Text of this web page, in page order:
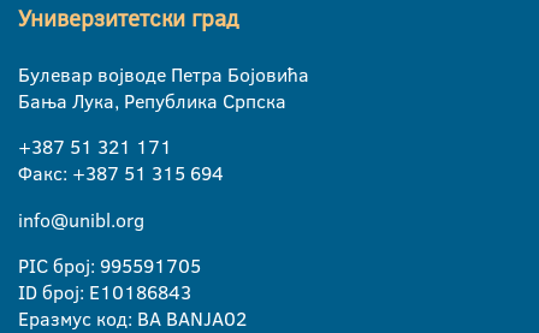
Универзитетски град
Булевар војводе Петра Бојовића
Бања Лука, Република Српска
+387 51 321 171
Факс: +387 51 315 694
info@unibl.org
PIC број: 995591705
ID број: E10186843
Еразмус код: BA BANJA02